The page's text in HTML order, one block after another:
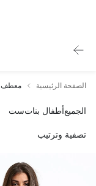
الصفحة الرئيسية معطف
الجميعأطفال بناتست
تصفية وترتيب